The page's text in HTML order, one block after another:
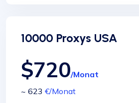
10000 Proxys USA
$720/Monat
~ 623 €/Monat